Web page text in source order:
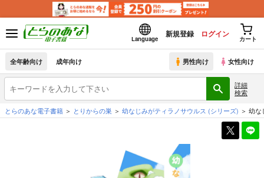
Language
新規登録 ログイン
カート
全年齢向け 成年向け 男性向け 女性向け
詳細
検索
とらのあな電子書籍
とりからの巣 幼なじみがティラノサウルス (シリーズ) 幼な